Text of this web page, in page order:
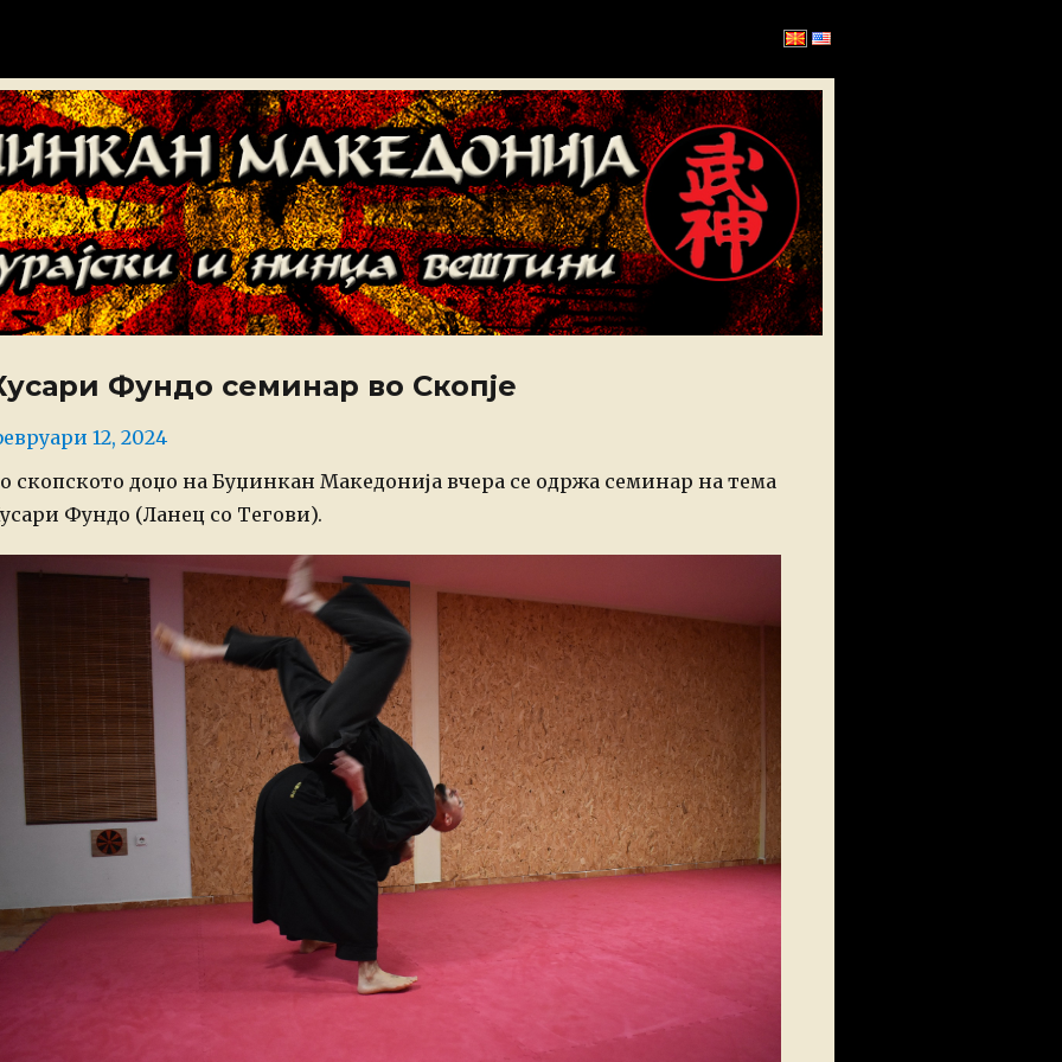
Фундо семинар во Скопје
12, 2024
скопското доџо на Буџинкан Македонија вчера се одржа семинар на тема
Фундо (Ланец со Тегови).